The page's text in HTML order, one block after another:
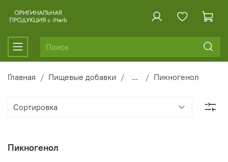
Главная Пищевые добавки ... Пикногенол
Пикногенол